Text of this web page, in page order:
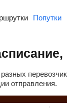
Попутки
отправления.